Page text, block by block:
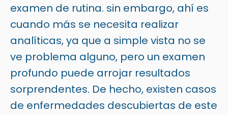
examen de rutina. sin embargo, ahí es
cuando más se necesita realizar
analíticas, ya que a simple vista no se
ve problema alguno, pero un examen
profundo puede arrojar resultados
sorprendentes. De hecho, existen casos
de enfermedades descubiertas de este